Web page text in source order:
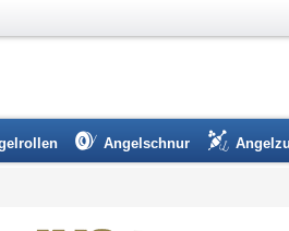
Angelschnur